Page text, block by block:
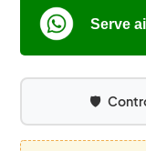
Serve
🛡️